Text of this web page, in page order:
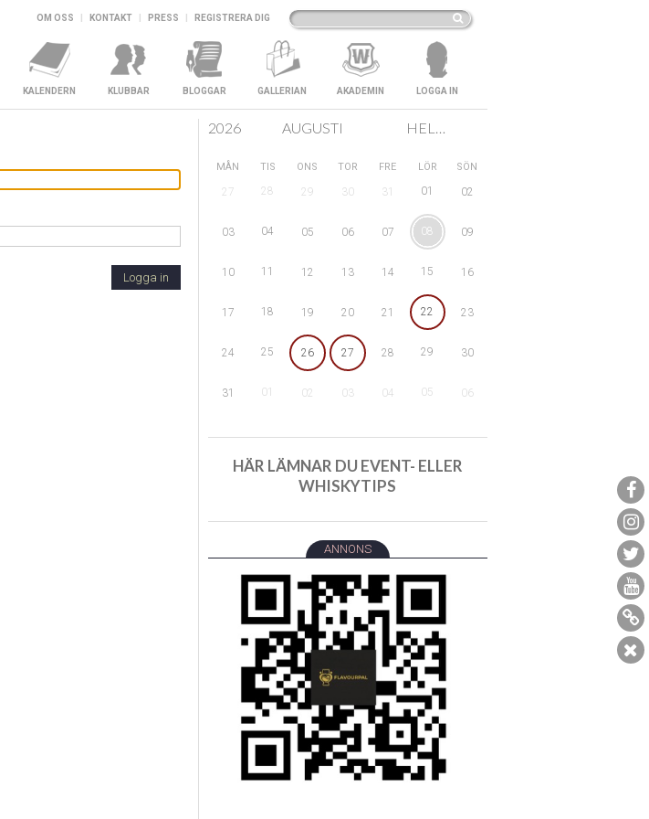
OM OSS KONTAKT PRESS REGISTRERA DIG
KALENDERN KLUBBAR BLOGGAR GALLERIAN AKADEMIN LOGGA IN
Logga in
2026 AUGUSTI HELA SVERIGE
MÅN TIS ONS TOR FRE LÖR SÖN
27 28 29 30 31 01 02
03 04 05 06 07 08 09
10 11 12 13 14 15 16
17 18 19 20 21 22 23
24 25 26 27 28 29 30
31 01 02 03 04 05 06
HÄR LÄMNAR DU EVENT- ELLER
WHISKYTIPS
ANNONS